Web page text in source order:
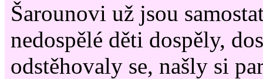
Šarounovi už jsou
nedospělé děti dospěly,
odstěhovaly se, našly si